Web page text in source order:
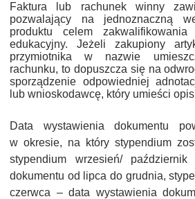
Faktura lub rachunek winny
pozwalający na jednoznaczną
produktu celem
edukacyjny. Jeżeli zakupiony
przymiotnika w nazwie
rachunku, to dopuszcza się na
sporządzenie odpowiedniej
lub wnioskodawcę, który umieści
Data wystawienia dokumentu
w okresie, na który stypendium
stypendium wrzesień/
dokumentu od lipca do grudnia,
czerwca – data wystawienia